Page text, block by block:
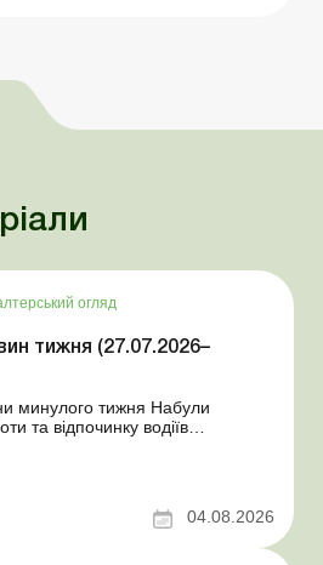
огляд
тижня (27.07.2026–
минулого тижня Набули
та відпочинку водіїв
змінюється
періодів роботи до стр...
04.08.2026